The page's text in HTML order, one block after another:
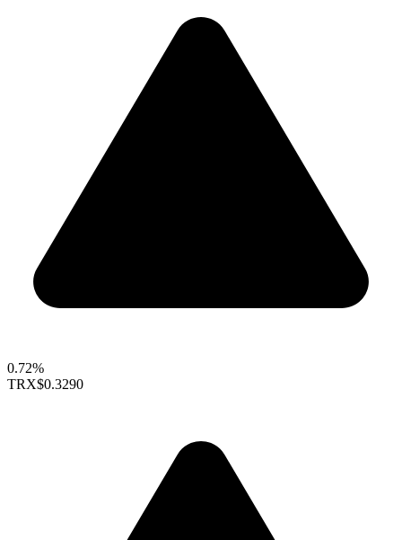
0.72%
TRX$0.3290